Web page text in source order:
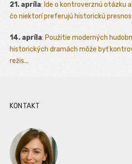
21. apríla: Ide o kontroverznú otázku
čo niektorí preferujú historickú
14. apríla: Použitie moderných
historických dramách môže byť
režis...
KONTAKT